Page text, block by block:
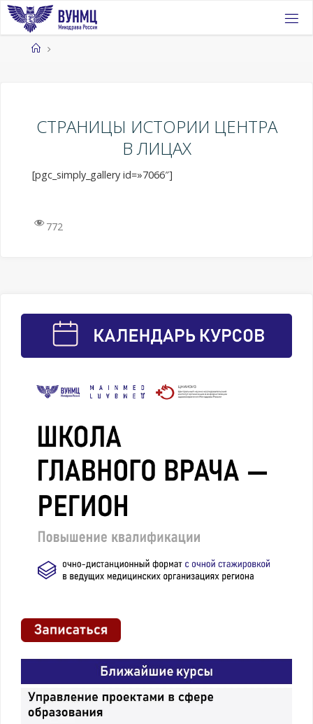
Перейти
содержимому
Главная
СТРАНИЦЫ ИСТОРИИ ЦЕНТРА
В ЛИЦАХ
[pgc_simply_gallery id=»7066″]
772